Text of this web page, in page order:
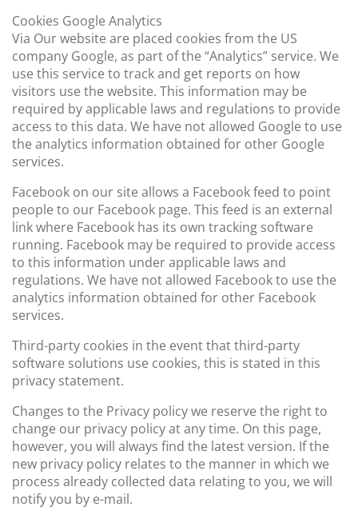
Cookies Google Analytics
Via Our website are placed cookies from the US
company Google, as part of the “Analytics” service. We
use this service to track and get reports on how
visitors use the website. This information may be
required by applicable laws and regulations to provide
access to this data. We have not allowed Google to use
the analytics information obtained for other Google
services.
Facebook on our site allows a Facebook feed to point
people to our Facebook page. This feed is an external
link where Facebook has its own tracking software
running. Facebook may be required to provide access
to this information under applicable laws and
regulations. We have not allowed Facebook to use the
analytics information obtained for other Facebook
services.
Third-party cookies in the event that third-party
software solutions use cookies, this is stated in this
privacy statement.
Changes to the Privacy policy we reserve the right to
change our privacy policy at any time. On this page,
however, you will always find the latest version. If the
new privacy policy relates to the manner in which we
process already collected data relating to you, we will
notify you by e-mail.